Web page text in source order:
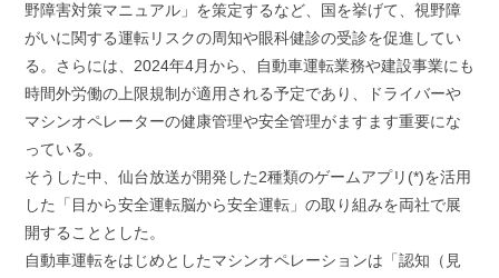
野障害対策マニュアル」を策定するなど、国を挙げて、視野障
がいに関する運転リスクの周知や眼科健診の受診を促進してい
る。さらには、2024年4月から、自動車運転業務や建設事業にも
時間外労働の上限規制が適用される予定であり、ドライバーや
マシンオペレーターの健康管理や安全管理がますます重要にな
っている。
そうした中、仙台放送が開発した2種類のゲームアプリ(*)を活用
した「目から安全運転脳から安全運転」の取り組みを両社で展
開することとした。
自動車運転をはじめとしたマシンオペレーションは「認知（見